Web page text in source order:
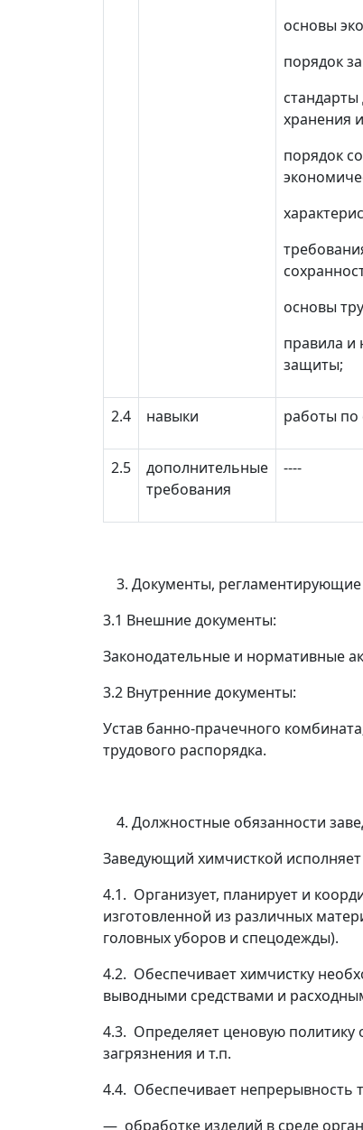
основы
порядок
хранения
порядок
основы
правила и
защиты;
2.4 навыки работы по
2.5
дополнительные
требования
----
Документы,
3.1 Внешние документы:
Законодательные и нормативные
3.2 Внутренние документы:
Устав банно-прачечного
трудового распорядка.
Должностные обязанности
Заведующий химчисткой
4.1. Организует, планирует и
изготовленной из различных
головных уборов и спецодежды).
4.2. Обеспечивает химчистку
выводными средствами и
4.3. Определяет ценовую политику
загрязнения и т.п.
4.4. Обеспечивает непрерывность
— обработке изделий в среде